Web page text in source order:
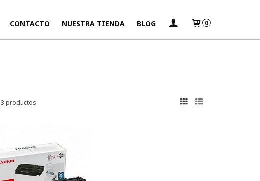
CONTACTO NUESTRA TIENDA BLOG 0
3 productos